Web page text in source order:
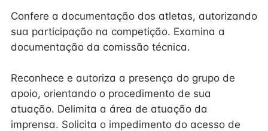
Confere a documentação dos atletas, autorizando
sua participação na competição. Examina a
documentação da comissão técnica.
Reconhece e autoriza a presença do grupo de
apoio, orientando o procedimento de sua
atuação. Delimita a área de atuação da
imprensa. Solicita o impedimento do acesso de